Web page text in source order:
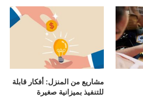
مشاريع من المنزل: أفكار قابلة
للتنفيذ بميزانية صغيرة